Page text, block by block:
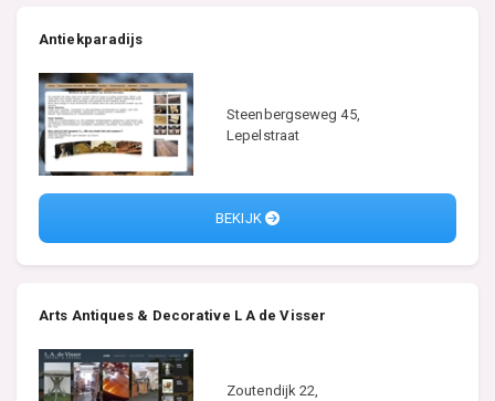
Antiekparadijs
Steenbergseweg 45,
Lepelstraat
BEKIJK
Arts Antiques & Decorative L A de Visser
Zoutendijk 22,